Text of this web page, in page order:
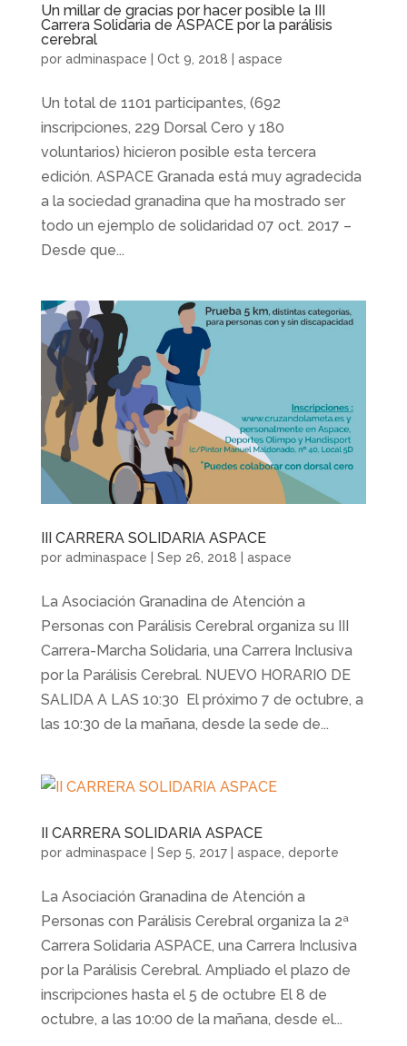
Un millar de gracias por hacer posible la III
Carrera Solidaria de ASPACE por la parálisis
cerebral
por adminaspace | Oct 9, 2018 | aspace
Un total de 1101 participantes, (692
inscripciones, 229 Dorsal Cero y 180
voluntarios) hicieron posible esta tercera
edición. ASPACE Granada está muy agradecida
a la sociedad granadina que ha mostrado ser
todo un ejemplo de solidaridad 07 oct. 2017 –
Desde que...
III CARRERA SOLIDARIA ASPACE
por adminaspace | Sep 26, 2018 | aspace
La Asociación Granadina de Atención a
Personas con Parálisis Cerebral organiza su III
Carrera-Marcha Solidaria, una Carrera Inclusiva
por la Parálisis Cerebral. NUEVO HORARIO DE
SALIDA A LAS 10:30 El próximo 7 de octubre, a
las 10:30 de la mañana, desde la sede de...
II CARRERA SOLIDARIA ASPACE
por adminaspace | Sep 5, 2017| aspace deporte
La Asociación Granadina de Atención a
Personas con Parálisis Cerebral organiza la 2ª
Carrera Solidaria ASPACE, una Carrera Inclusiva
por la Parálisis Cerebral. Ampliado el plazo de
inscripciones hasta el 5 de octubre El 8 de
octubre, a las 10:00 de la mañana, desde el...